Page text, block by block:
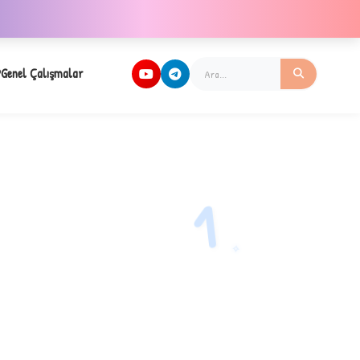
Genel Çalışmalar
1